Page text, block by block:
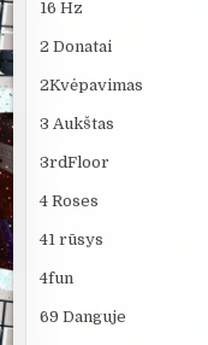
16 Hz
2 Donatai
2Kvėpavimas
3 Aukštas
3rdFloor
4 Roses
41 rūsys
4fun
69 Danguje